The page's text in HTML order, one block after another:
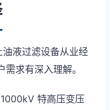
液过滤设备从业经
求有深入理解。
特高压变压